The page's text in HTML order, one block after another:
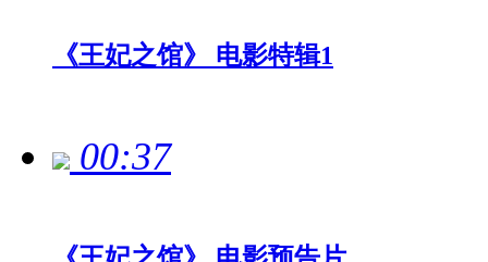
《王妃之馆》 电影特辑1
00:37